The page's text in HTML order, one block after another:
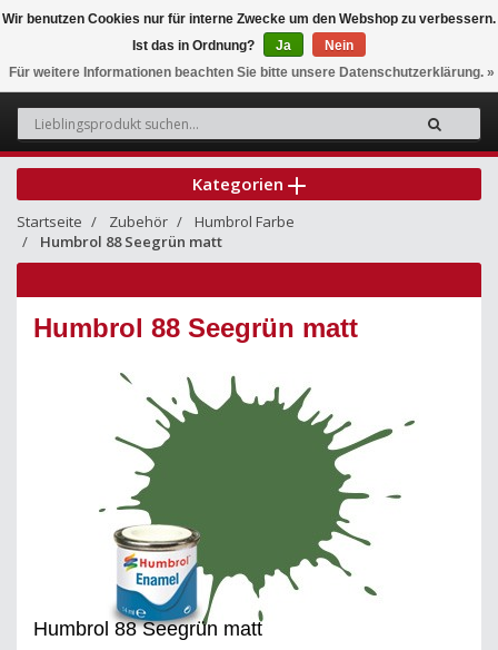
0
Kategorien
Startseite Zubehör
Humbrol Farbe
Humbrol 88 Seegrün matt
Humbrol 88 Seegrün matt
Humbrol 88 Seegrün matt
Wir benutzen Cookies nur für interne Zwecke um den Webshop zu verbessern.
Ist das in Ordnung?
Ja
Nein
Für weitere Informationen beachten Sie bitte unsere Datenschutzerklärung. »